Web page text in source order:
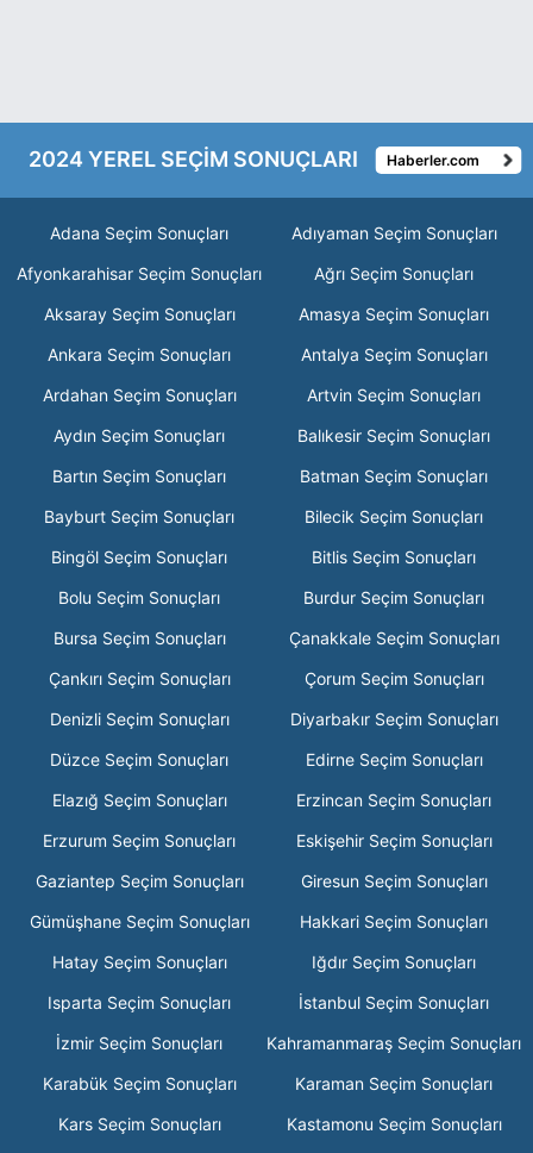
2024 YEREL SEÇİM SONUÇLARI Haberler.com
Adana Seçim Sonuçları
Adıyaman Seçim Sonuçları
Afyonkarahisar Seçim Sonuçları
Ağrı Seçim Sonuçları
Aksaray Seçim Sonuçları
Amasya Seçim Sonuçları
Ankara Seçim Sonuçları
Antalya Seçim Sonuçları
Ardahan Seçim Sonuçları
Artvin Seçim Sonuçları
Aydın Seçim Sonuçları
Balıkesir Seçim Sonuçları
Bartın Seçim Sonuçları
Batman Seçim Sonuçları
Bayburt Seçim Sonuçları
Bilecik Seçim Sonuçları
Bingöl Seçim Sonuçları
Bitlis Seçim Sonuçları
Bolu Seçim Sonuçları
Burdur Seçim Sonuçları
Bursa Seçim Sonuçları
Çanakkale Seçim Sonuçları
Çankırı Seçim Sonuçları
Çorum Seçim Sonuçları
Denizli Seçim Sonuçları
Diyarbakır Seçim Sonuçları
Düzce Seçim Sonuçları
Edirne Seçim Sonuçları
Elazığ Seçim Sonuçları
Erzincan Seçim Sonuçları
Erzurum Seçim Sonuçları
Eskişehir Seçim Sonuçları
Gaziantep Seçim Sonuçları
Giresun Seçim Sonuçları
Gümüşhane Seçim Sonuçları
Hakkari Seçim Sonuçları
Hatay Seçim Sonuçları
Iğdır Seçim Sonuçları
Isparta Seçim Sonuçları
İstanbul Seçim Sonuçları
İzmir Seçim Sonuçları
Kahramanmaraş Seçim Sonuçları
Karabük Seçim Sonuçları
Karaman Seçim Sonuçları
Kars Seçim Sonuçları
Kastamonu Seçim Sonuçları